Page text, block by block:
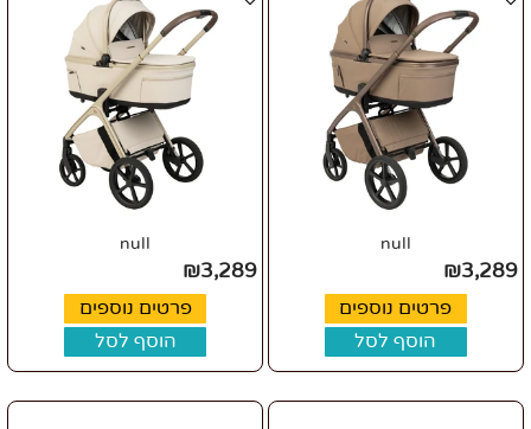
null
₪3,289
פרטים נוספים
הוסף לסל
null
₪3,289
פרטים נוספים
הוסף לסל